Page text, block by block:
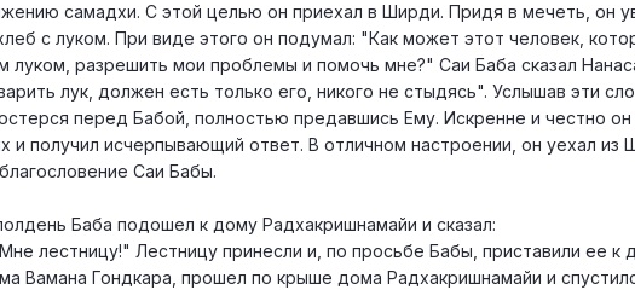
самадхи. С этой целью он приехал в Ширди. Придя в мечеть, он
с луком. При виде этого он подумал: "Как может этот человек,
луком, разрешить мои проблемы и помочь мне?" Саи Баба сказал
лук, должен есть только его, никого не стыдясь". Услышав эти
перед Бабой, полностью предавшись Ему. Искренне и честно он
и получил исчерпывающий ответ. В отличном настроении, он уехал из
Саи Бабы.
Баба подошел к дому Радхакришнамайи и сказал:
лестницу!" Лестницу принесли и, по просьбе Бабы, приставили ее к
Вамана Гондкара, прошел по крыше дома Радхакришнамайи и